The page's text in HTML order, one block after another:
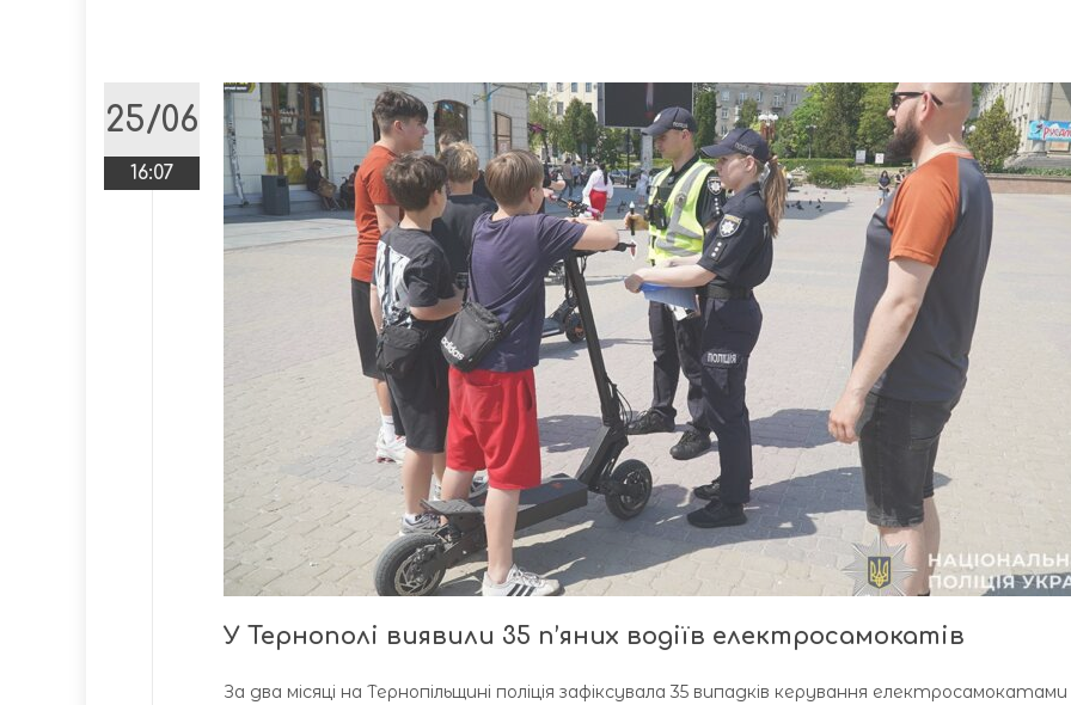
25/06
16:07
У Тернополі виявили 35 п’яних водіїв електросамокатів
За два місяці на Тернопільщині поліція зафіксувала 35 випадків керування